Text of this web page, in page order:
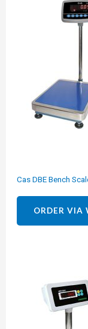
Cas DBE Bench
ORDER VIA